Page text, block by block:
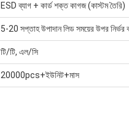
ESD ব্যাগ + কার্ড শক্ত কাগজ (কাস্টম তৈরি)
5-20 সপ্তাহ উপাদান লিড সময়ের উপর নির্ভর
টি/টি, এল/সি
20000pcs+ইউনিট+মাস